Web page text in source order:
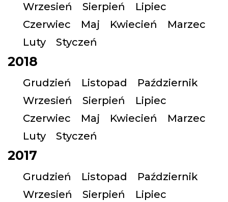
Wrzesień
Sierpień
Lipiec
Czerwiec
Maj Kwiecień
Marzec
Luty
Styczeń
2018
Grudzień Listopad
Październik
Wrzesień
Sierpień
Lipiec
Czerwiec
Maj Kwiecień
Marzec
Luty
Styczeń
2017
Grudzień Listopad
Październik
Wrzesień
Sierpień
Lipiec